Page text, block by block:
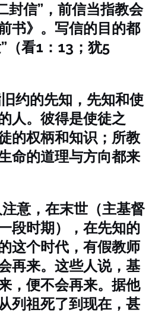
封信”，前信当指教会
书》。写信的目的都
（看1：13；犹5
约的先知，先知和使
人。彼得是使徒之
的权柄和知识；所教
命的道理与方向都来
意，在末世（主基督
段时期），在先知的
这个时代，有假教师
再来。这些人说，基
，便不会再来。据他
列祖死了到现在，甚